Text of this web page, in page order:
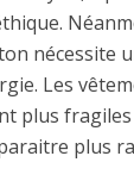
nécessite
Les
plus
plus